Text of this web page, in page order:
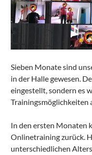
Sieben Monate sind
in der Halle gewesen.
eingestellt, sondern es
Trainingsmöglichkeiten
In den ersten Monaten
Onlinetraining zurück.
unterschiedlichen